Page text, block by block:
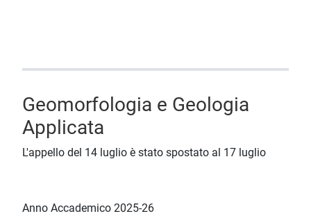
Geomorfologia e Geologia
Applicata
L'appello del 14 luglio è stato spostato al 17 luglio
Anno Accademico 2025-26